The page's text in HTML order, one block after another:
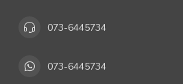
073-6445734
073-6445734